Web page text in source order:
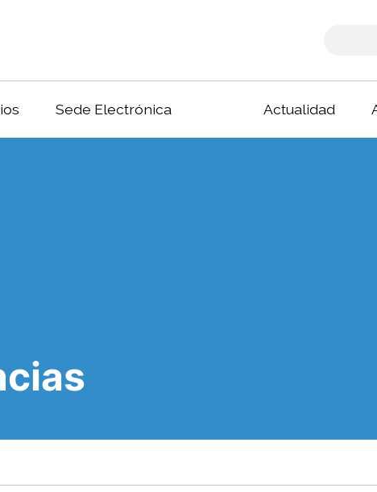
Sede Electrónica Actualidad